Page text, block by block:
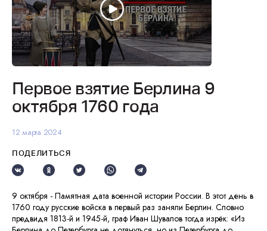
Первое взятие Берлина 9
октября 1760 года
12 марта 2024
ПОДЕЛИТЬСЯ
9 октября - Памятная дата военной истории России. В этот день в
1760 году русские войска в первый раз заняли Берлин. Словно
предвидя 1813-й и 1945-й, граф Иван Шувалов тогда изрёк: «Из